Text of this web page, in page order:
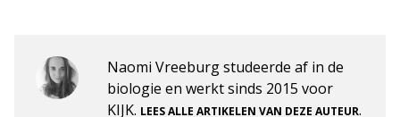
Naomi Vreeburg studeerde af in de
biologie en werkt sinds 2015 voor
KIJK. LEES ALLE ARTIKELEN VAN DEZE AUTEUR.